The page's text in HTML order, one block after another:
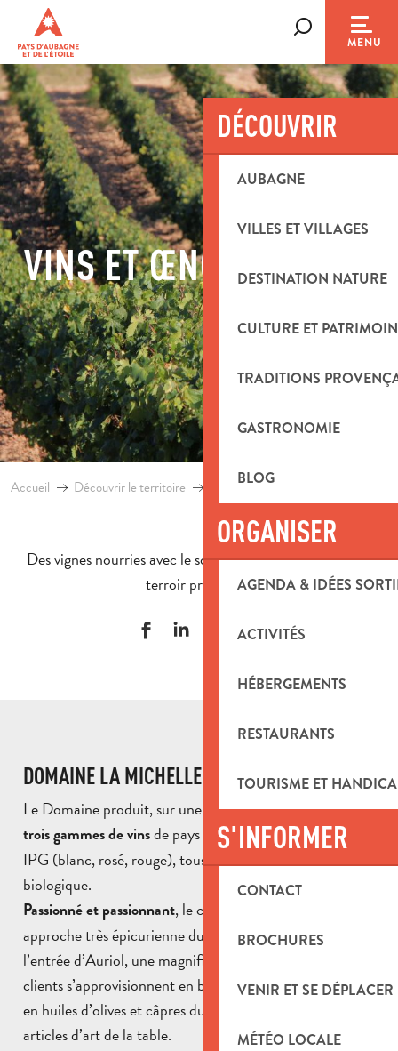
contenu
principal
MENU
DÉCOUVRIR
AUBAGNE
VILLES ET VILLAGES
DESTINATION NATURE
CULTURE ET
TRADITIONS
GASTRONOMIE
BLOG
ORGANISER
AGENDA & IDÉES
ACTIVITÉS
HÉBERGEMENTS
RESTAURANTS
TOURISME ET
S'INFORMER
CONTACT
BROCHURES
VENIR ET SE DÉPLACER
MÉTÉO LOCALE
VINS ET ŒNOTOURISME
Accueil Découvrir le territoire Gastronomie
Des vignes nourries avec le soleil du sud et la richesse du
terroir provençal.
DOMAINE LA MICHELLE
Le Domaine produit, sur une superficie d’environ 9 ha,
trois gammes de vinsde pays des Bouches-du-Rhône
IPG (blanc, rosé, rouge), tous issus de l’agriculture
biologique.
Passionné et passionnant, le couple tient à partager son
approche très épicurienne du vin. Ainsi, Nelly a ouvert, à
l’entrée d’Auriol, une magnifique boutique où ses fidèles
clients s’approvisionnent en bouteilles de vins mais aussi
en huiles d’olives et câpres du domaine ainsi qu’en divers
articles d’art de la table.